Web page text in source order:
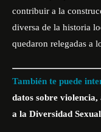
contribuir a la
diversa de la historia
quedaron relegadas a
También te puede
datos sobre
a la Diversidad Sexual